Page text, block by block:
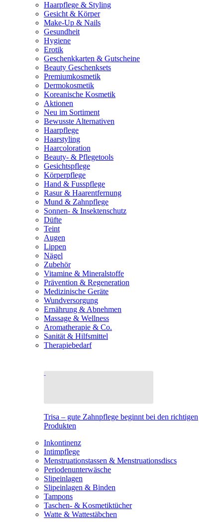
Haarpflege & Styling
Gesicht & Körper
Make-Up & Nails
Gesundheit
Hygiene
Erotik
Geschenkkarten & Gutscheine
Beauty Geschenksets
Premiumkosmetik
Dermokosmetik
Koreanische Kosmetik
Aktionen
Neu im Sortiment
Bewusste Alternativen
Haarpflege
Haarstyling
Haarcoloration
Beauty- & Pflegetools
Gesichtspflege
Körperpflege
Hand & Fusspflege
Rasur & Haarentfernung
Mund & Zahnpflege
Sonnen- & Insektenschutz
Düfte
Teint
Augen
Lippen
Nägel
Zubehör
Vitamine & Mineralstoffe
Prävention & Regeneration
Medizinische Geräte
Wundversorgung
Ernährung & Abnehmen
Massage & Wellness
Aromatherapie & Co.
Sanität & Hilfsmittel
Therapiebedarf
Trisa – gute Zahnpflege beginnt bei den richtigen
Produkten
Inkontinenz
Intimpflege
Menstruationstassen & Menstruationsdiscs
Periodenunterwäsche
Slipeinlagen
Slipeinlagen & Binden
Tampons
Taschen- & Kosmetiktücher
Watte & Wattestäbchen